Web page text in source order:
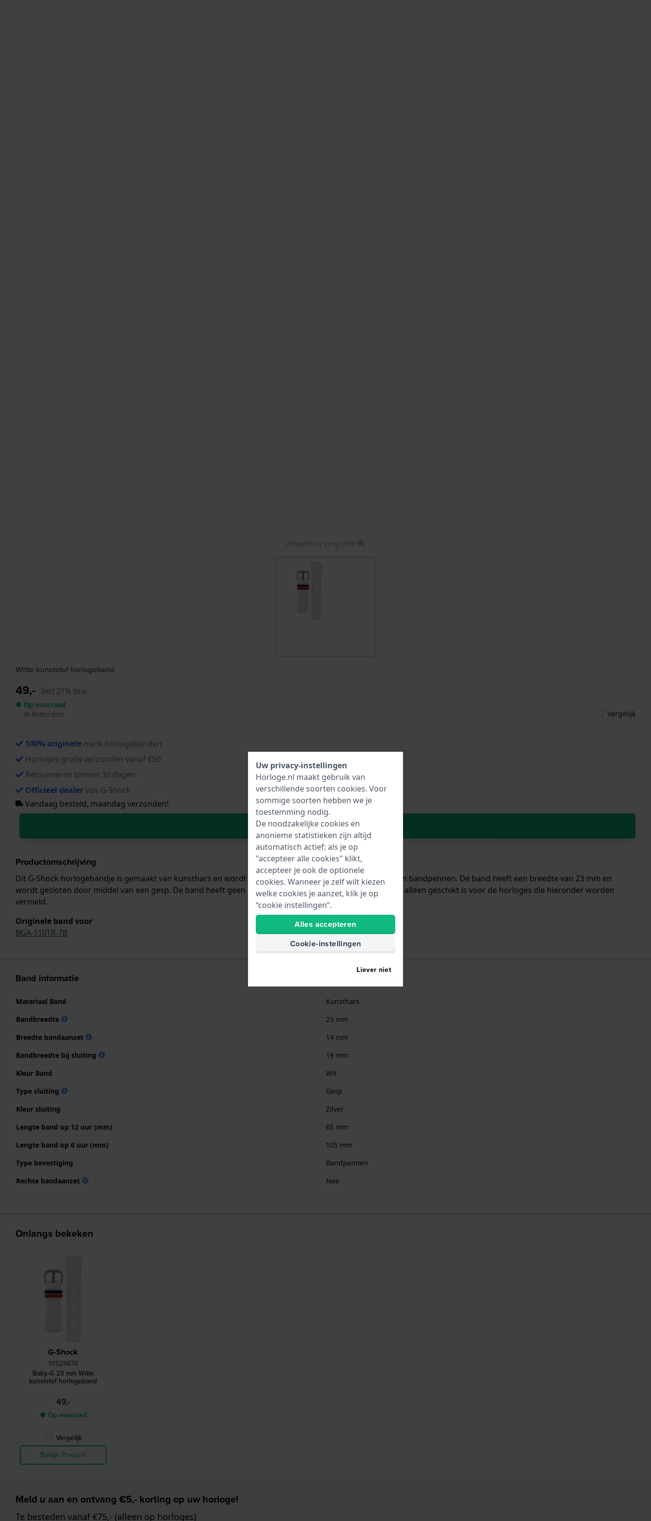
Afbeelding vergroten
Witte kunststof horlogeband
49,- Incl 21% btw
● Op voorraad
in Rotterdam
Vergelijk
100% originele merk horlogebanden
Horloges gratis verzonden vanaf €50
Retourneren binnen 30 dagen
Officieel dealervan G-Shock
Vandaag besteld, maandag verzonden!
In Winkelwagen
Productomschrijving
Dit G-Shock horlogebandje is gemaakt van kunsthars en wordt aan het horloge bevestigd door middel van bandpennen. De band heeft een breedte van 23 mm en
wordt gesloten door middel van een gesp. De band heeft geen rechte aanzet wat betekent dat deze band alleen geschikt is voor de horloges die hieronder worden
vermeld.
Originele band voor
BGA-110TR-7B
Band informatie
Materiaal Band
Kunsthars
Bandbreedte
23 mm
Breedte bandaanzet
14 mm
Bandbreedte bij sluiting
19 mm
Kleur Band
Wit
Type sluiting
Gesp
Kleur sluiting
Zilver
Lengte band op 12 uur (mm)
65 mm
Lengte band op 6 uur (mm)
105 mm
Type bevestiging
Bandpennen
Rechte bandaanzet
Nee
Onlangs bekeken
G-Shock
10524676
Baby-G 23 mm Witte
kunststof horlogeband
49,-
● Op voorraad
Vergelijk
Bekijk Product
Meld u aan en ontvang €5,- korting op uw horloge!
Te besteden vanaf €75,- (alleen op horloges)
Uw privacy-instellingen
Horloge.nl maakt gebruik van
verschillende soorten cookies. Voor
sommige soorten hebben we je
toestemming nodig.
De noodzakelijke cookies en
anonieme statistieken zijn altijd
automatisch actief; als je op
"accepteer alle cookies" klikt,
accepteer je ook de optionele
cookies. Wanneer je zelf wilt kiezen
welke cookies je aanzet, klik je op
“cookie instellingen”.
Alles accepteren
Cookie-instellingen
Liever niet